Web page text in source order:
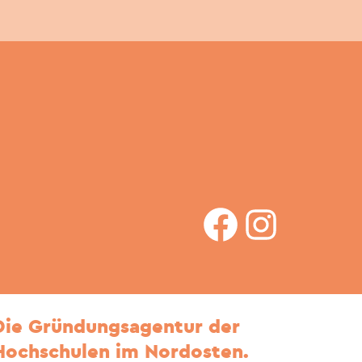
facebook
Gründungsagentur der
im Nordosten.